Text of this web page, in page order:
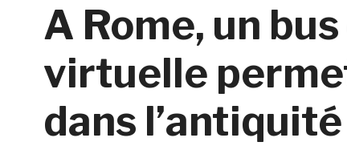
A Rome, un
virtuelle
dans l’antiquité